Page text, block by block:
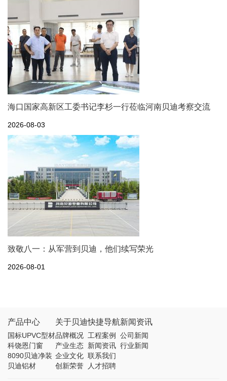
海口国家高新区工委书记李杉一行莅临河南贝迪考察交流
2026-08-03
致敬八一：从军营到贝迪，他们续写荣光
2026-08-01
产品中心
国标UPVC型材
科饶恩门窗
8090贝迪净装
贝迪铝材
关于贝迪
品牌概况
产业生态
企业文化
创新荣誉
快捷导航
工程案例
新闻资讯
联系我们
人才招聘
新闻资讯
公司新闻
行业新闻